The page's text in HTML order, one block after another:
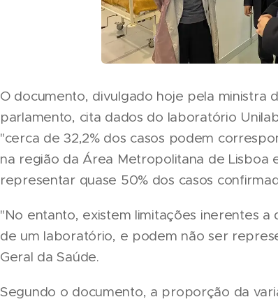
O documento, divulgado hoje pela ministra
parlamento, cita dados do laboratório
"cerca de 32,2% dos casos podem
na região da Área Metropolitana de Lisboa
representar quase 50% dos casos
"No entanto, existem limitações inerentes a
de um laboratório, e podem não ser
Geral da Saúde.
Segundo o documento, a proporção da